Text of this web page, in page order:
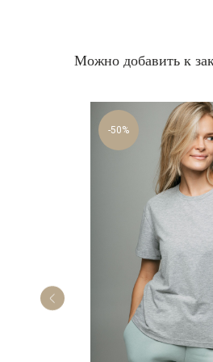
Можно добавить к
-50%